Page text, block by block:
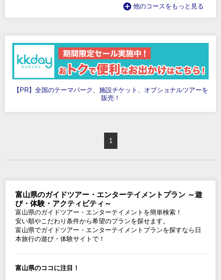
他のコースをもっと見る
【PR】全国のテーマパーク、施設チケット、オプショナルツアーを
販売！
1
富山県のガイドツアー・エンターテイメントプラン ～遊
び・体験・アクティビティ～
富山県のガイドツアー・エンターテイメントを簡単検索！
安い順やこだわり条件から希望のプランを探せます。
富山県でガイドツアー・エンターテイメントプランを探すなら日
本旅行の遊び・体験サイトで！
富山県のココに注目！